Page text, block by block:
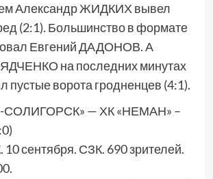
Александр ЖИДКИХ вывел
(2:1). Большинство в формате
Евгений ДАДОНОВ. А
на последних минутах
пустые ворота гродненцев (4:1).
— ХК «НЕМАН» –
сентября. СЗК. 690 зрителей.